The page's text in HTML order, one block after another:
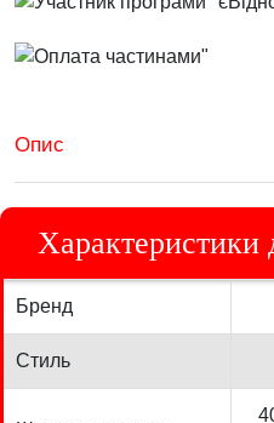
Опис
Характеристики
Бренд
Стиль